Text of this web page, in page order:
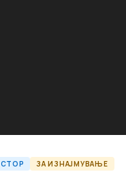
ЗА ИЗНАЈМУВАЊЕ